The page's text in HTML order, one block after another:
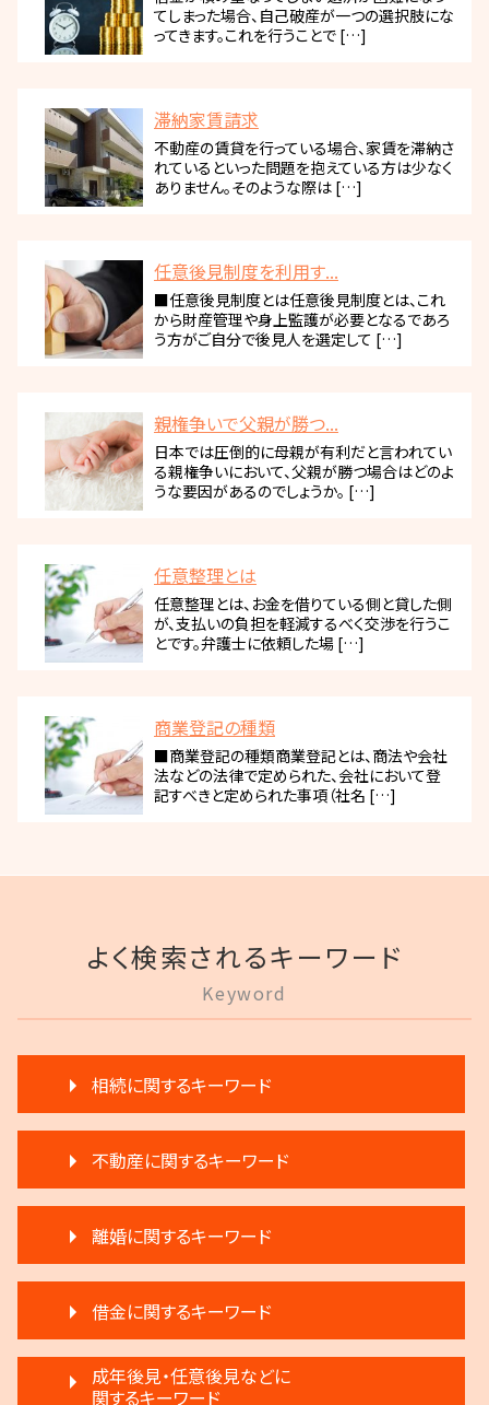
てしまった場合、自己破産が一つの選択肢にな
ってきます。これを行うことで […]
滞納家賃請求
不動産の賃貸を行っている場合、家賃を滞納さ
れているといった問題を抱えている方は少なく
ありません。そのような際は […]
任意後見制度を利用す...
■任意後見制度とは任意後見制度とは、これ
から財産管理や身上監護が必要となるであろ
う方がご自分で後見人を選定して […]
親権争いで父親が勝つ...
日本では圧倒的に母親が有利だと言われてい
る親権争いにおいて、父親が勝つ場合はどのよ
うな要因があるのでしょうか。 […]
任意整理とは
任意整理とは、お金を借りている側と貸した側
が、支払いの負担を軽減するべく交渉を行うこ
とです。弁護士に依頼した場 […]
商業登記の種類
■商業登記の種類商業登記とは、商法や会社
法などの法律で定められた、会社において登
記すべきと定められた事項（社名 […]
よく検索されるキーワード
Keyword
相続に関するキーワード
相続放棄 デメリット
生前贈与とは 住宅
遺留分 計算
遺言 執行 相続人
相続 分割協議書
相続 相談
相続 分割
相続 遠方
生前贈与 注意点
不動産に関するキーワード
不動産売買契約 注意点
賃料増額 借地借家法
滞納 家賃 分割 交渉
滞納 家賃
家賃 滞納 延滞料
不動産 明け渡し 調停
離婚に関するキーワード
離婚調停 聞かれること
離婚 新しい戸籍
調停離婚 協議離婚
借金に関するキーワード
自己破産 条件
破産 代表取締役
成年後見・任意後見などに
関するキーワード